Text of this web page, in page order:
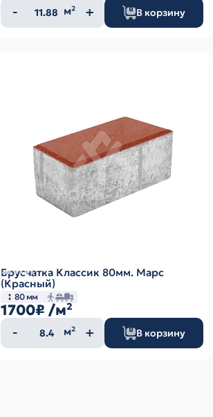
Количество
товара
м² В корзину
Брусчатка Классик 80мм. Марс
(Красный)
80 мм
1700₽ /м²
Количество
товара
м² В корзину